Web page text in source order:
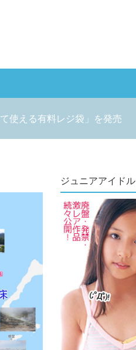
使える有料レジ袋」を発売
ジュニアアイドル